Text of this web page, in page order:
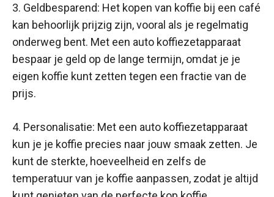
3. Geldbesparend: Het kopen van koffie bij een café
kan behoorlijk prijzig zijn, vooral als je regelmatig
onderweg bent. Met een auto koffiezetapparaat
bespaar je geld op de lange termijn, omdat je je
eigen koffie kunt zetten tegen een fractie van de
prijs.
4. Personalisatie: Met een auto koffiezetapparaat
kun je je koffie precies naar jouw smaak zetten. Je
kunt de sterkte, hoeveelheid en zelfs de
temperatuur van je koffie aanpassen, zodat je altijd